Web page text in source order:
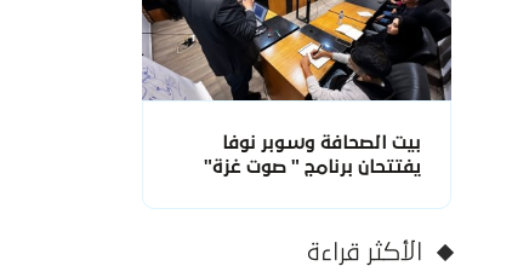
بيت الصحافة وسوبر نوفا
يفتتحان برنامج " صوت غزة"
الأكثر قراءة